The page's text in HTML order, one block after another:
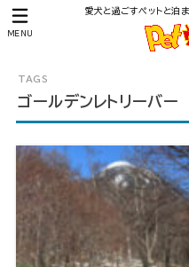
愛犬と過ごすペットと泊
MENU
ゴールデンレトリーバー